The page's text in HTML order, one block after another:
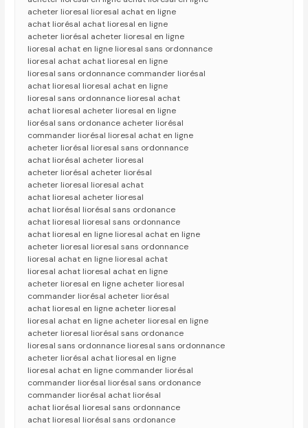
acheter lioresal lioresal achat en ligne
achat liorésal achat lioresal en ligne
acheter liorésal acheter lioresal en ligne
lioresal achat en ligne lioresal sans ordonnance
lioresal achat achat lioresal en ligne
lioresal sans ordonnance commander liorésal
achat lioresal lioresal achat en ligne
lioresal sans ordonnance lioresal achat
achat lioresal acheter lioresal en ligne
liorésal sans ordonance acheter liorésal
commander liorésal lioresal achat en ligne
acheter liorésal lioresal sans ordonnance
achat liorésal acheter lioresal
acheter liorésal acheter liorésal
acheter lioresal lioresal achat
achat lioresal acheter lioresal
achat liorésal liorésal sans ordonance
achat lioresal lioresal sans ordonnance
achat lioresal en ligne lioresal achat en ligne
acheter lioresal lioresal sans ordonnance
lioresal achat en ligne lioresal achat
lioresal achat lioresal achat en ligne
acheter lioresal en ligne acheter lioresal
commander liorésal acheter liorésal
achat lioresal en ligne acheter lioresal
lioresal achat en ligne acheter lioresal en ligne
acheter lioresal liorésal sans ordonance
lioresal sans ordonnance lioresal sans ordonnance
acheter liorésal achat lioresal en ligne
lioresal achat en ligne commander liorésal
commander liorésal liorésal sans ordonance
commander liorésal achat liorésal
achat liorésal lioresal sans ordonnance
achat lioresal liorésal sans ordonance